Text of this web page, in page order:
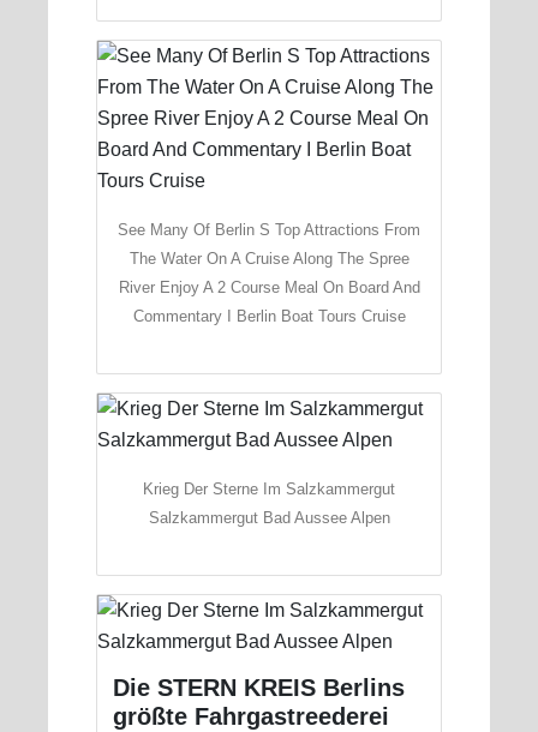
See Many Of Berlin S Top Attractions From
The Water On A Cruise Along The Spree
River Enjoy A 2 Course Meal On Board And
Commentary I Berlin Boat Tours Cruise
Krieg Der Sterne Im Salzkammergut
Salzkammergut Bad Aussee Alpen
Die STERN KREIS Berlins
größte Fahrgastreederei